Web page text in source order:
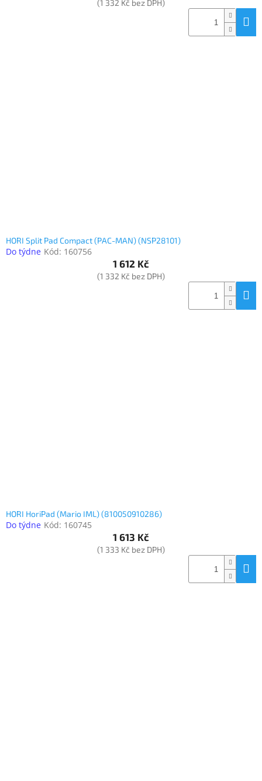
(1 332 Kč bez DPH)
HORI Split Pad Compact (PAC-MAN) (NSP28101)
Do týdne Kód: 160756
1 612 Kč
(1 332 Kč bez DPH)
HORI HoriPad (Mario IML) (810050910286)
Do týdne Kód: 160745
1 613 Kč
(1 333 Kč bez DPH)